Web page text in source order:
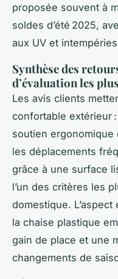
proposée souvent à
soldes d’été 2025,
aux UV et
Synthèse des
d’évaluation les
Les avis clients
confortable extérieur
soutien
les déplacements
grâce à une surface
l’un des critères les
domestique.
la chaise plastique
gain de place et une
changements de